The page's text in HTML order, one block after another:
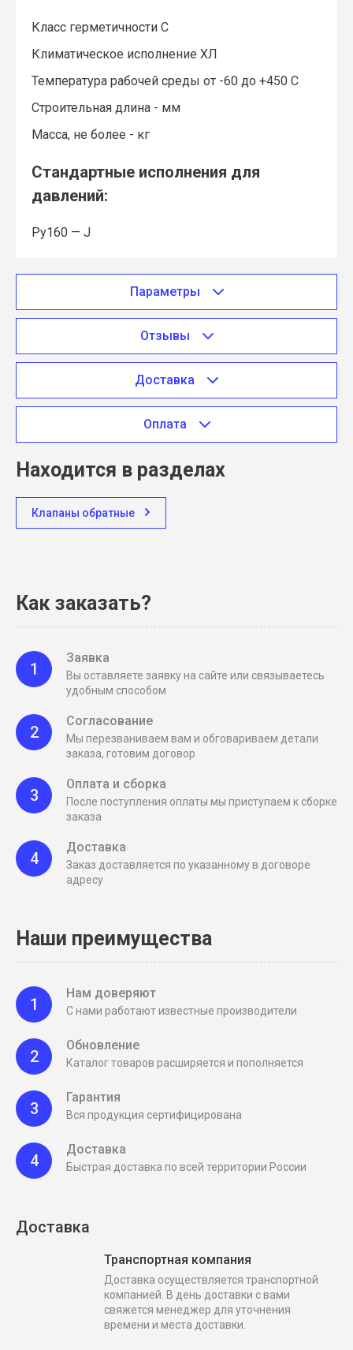
Класс герметичности С
Климатическое исполнение ХЛ
Температура рабочей среды от -60 до +450 С
Строительная длина - мм
Масса, не более - кг
Стандартные исполнения для
давлений:
Ру160 — J
Параметры
Отзывы
Доставка
Оплата
Находится в разделах
Клапаны обратные
Как заказать?
1
Заявка
Вы оставляете заявку на сайте или связываетесь
удобным способом
2
Согласование
Мы перезваниваем вам и обговариваем детали
заказа, готовим договор
3
Оплата и сборка
После поступления оплаты мы приступаем к сборке
заказа
4
Доставка
Заказ доставляется по указанному в договоре
адресу
Наши преимущества
1
Нам доверяют
С нами работают известные производители
2
Обновление
Каталог товаров расширяется и пополняется
3
Гарантия
Вся продукция сертифицирована
4
Доставка
Быстрая доставка по всей территории России
Доставка
Транспортная компания
Доставка осуществляется транспортной
компанией. В день доставки с вами
свяжется менеджер для уточнения
времени и места доставки.